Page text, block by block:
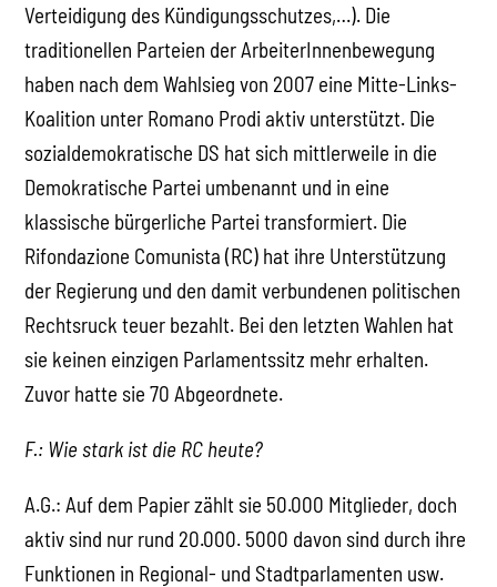
Verteidigung des Kündigungsschutzes,…). Die
traditionellen Parteien der ArbeiterInnenbewegung
haben nach dem Wahlsieg von 2007 eine Mitte-Links-
Koalition unter Romano Prodi aktiv unterstützt. Die
sozialdemokratische DS hat sich mittlerweile in die
Demokratische Partei umbenannt und in eine
klassische bürgerliche Partei transformiert. Die
Rifondazione Comunista (RC) hat ihre Unterstützung
der Regierung und den damit verbundenen politischen
Rechtsruck teuer bezahlt. Bei den letzten Wahlen hat
sie keinen einzigen Parlamentssitz mehr erhalten.
Zuvor hatte sie 70 Abgeordnete.
F.: Wie stark ist die RC heute?
A.G.: Auf dem Papier zählt sie 50.000 Mitglieder, doch
aktiv sind nur rund 20.000. 5000 davon sind durch ihre
Funktionen in Regional- und Stadtparlamenten usw.